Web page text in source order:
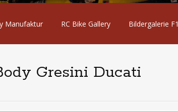
Manufaktur RC Bike Gallery Bildergalerie F1
Gresini Ducati